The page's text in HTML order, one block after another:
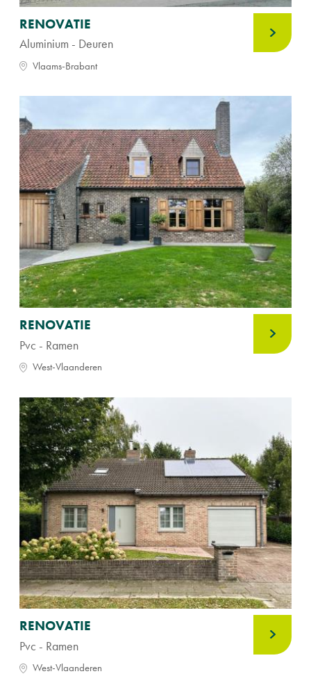
RENOVATIE
Aluminium - Deuren
Vlaams-Brabant
RENOVATIE
Pvc - Ramen
West-Vlaanderen
RENOVATIE
Pvc - Ramen
West-Vlaanderen